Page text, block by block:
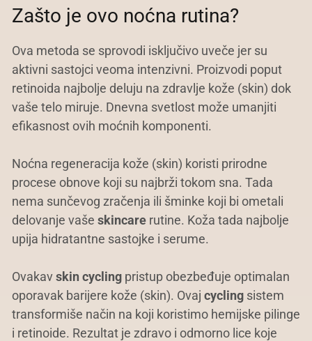
Zašto je ovo noćna rutina?
Ova metoda se sprovodi isključivo uveče jer su
aktivni sastojci veoma intenzivni. Proizvodi poput
retinoida najbolje deluju na zdravlje kože (skin) dok
vaše telo miruje. Dnevna svetlost može umanjiti
efikasnost ovih moćnih komponenti.
Noćna regeneracija kože (skin) koristi prirodne
procese obnove koji su najbrži tokom sna. Tada
nema sunčevog zračenja ili šminke koji bi ometali
delovanje vaše skincare rutine. Koža tada najbolje
upija hidratantne sastojke i serume.
Ovakavskin cycling pristup obezbeđuje optimalan
oporavak barijere kože (skin). Ovaj cycling sistem
transformiše način na koji koristimo hemijske pilinge
i retinoide. Rezultat je zdravo i odmorno lice koje